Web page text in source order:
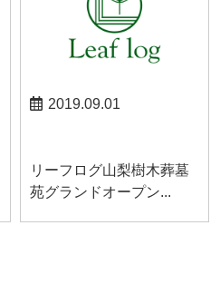
2019.09.01
リーフログ山梨樹木葬墓
苑グランドオープン...